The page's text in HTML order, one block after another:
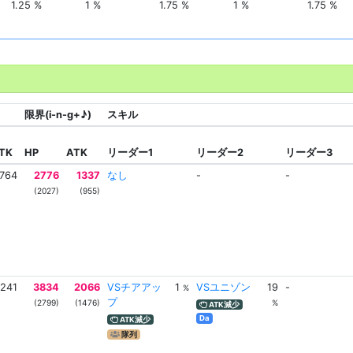
1.25 % 1 % 1.75 % 1 % 1.75 %
限界(i-n-g+♪) スキル
HP ATK リーダー1 リーダー2
リーダー3
2776
(2027)
1337
(955)
なし - -
3834
(2799)
2066
(1476)
VSチアアッ
プ
ATK減少
隊列
1 % VSユニゾン
ATK減少
Da
19
%
-